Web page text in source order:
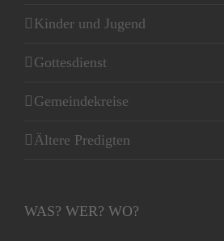
Kinder und Jugend
Gottesdienst
Gemeindekreise
Ältere Predigten
WAS? WER? WO?